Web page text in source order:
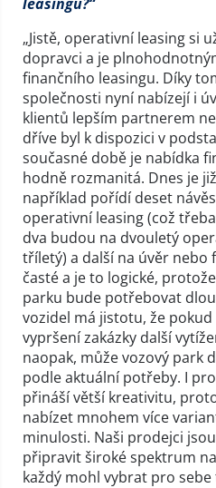
„Jistě, operativní leasing si
dopravci a je
finančního leasingu. Díky
společnosti nyní nabízejí i
klientů lepším partnerem
dříve byl k dispozici v
současné době je nabídka
hodně rozmanitá. Dnes je
například pořídí deset
operativní leasing (což
dva budou na dvouletý
tříletý) a další na úvěr nebo
časté a je to logické,
parku bude potřebovat
vozidel má jistotu, že
vypršení zakázky další
naopak, může vozový park
podle aktuální potřeby. I
přináší větší kreativitu,
nabízet mnohem více
minulosti. Naši prodejci
připravit široké spektrum
každý mohl vybrat pro sebe